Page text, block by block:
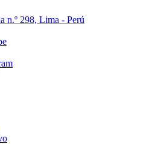
n.º 298, Lima - Perú